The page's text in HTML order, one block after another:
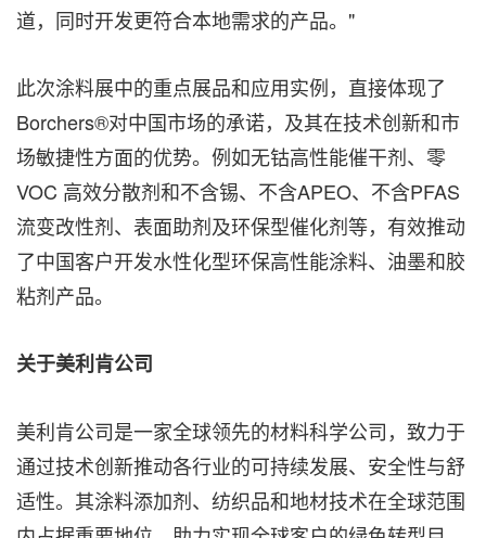
道，同时开发更符合本地需求的产品。"
此次涂料展中的重点展品和应用实例，直接体现了
Borchers®对中国市场的承诺，及其在技术创新和市
场敏捷性方面的优势。例如无钴高性能催干剂、零
VOC 高效分散剂和不含锡、不含APEO、不含PFAS
流变改性剂、表面助剂及环保型催化剂等，有效推动
了中国客户开发水性化型环保高性能涂料、油墨和胶
粘剂产品。
关于美利肯公司
美利肯公司是一家全球领先的材料科学公司，致力于
通过技术创新推动各行业的可持续发展、安全性与舒
适性。其涂料添加剂、纺织品和地材技术在全球范围